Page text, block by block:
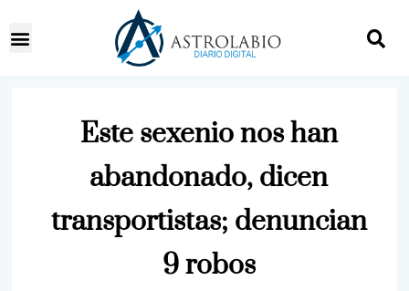
Este sexenio nos han
abandonado, dicen
transportistas; denuncian
9 robos